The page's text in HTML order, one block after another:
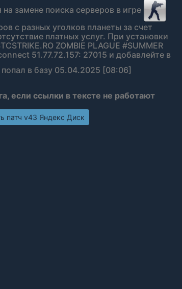
замене поиска серверов в игре
с разных уголков планеты за счет
платных услуг. При установки
ZOMBIE PLAGUE #SUMMER
51.77.72.157: 27015 и добавлейте в
попал в базу 05.04.2025 [08:06]
если ссылки в тексте не работают
патч v43 Яндекс Диск